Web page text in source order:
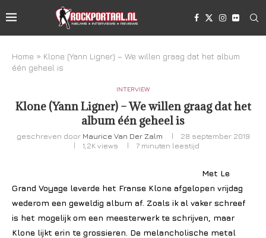
Home » Klone (Yann Ligner) – We willen graag dat het album
één geheel is
INTERVIEW
Klone (Yann Ligner) – We willen graag dat het
album één geheel is
geschreven door Maurice Van Der Zalm
28 september 2019
1,2K views 7 minuten leestijd
Met Le
Grand Voyage leverde het Franse Klone afgelopen vrijdag
wederom een geweldig album af. Zoals ik al vaker schreef
is het mogelijk om een meesterwerk te schrijven, maar
Klone lijkt erin te grossieren. De melancholische metal